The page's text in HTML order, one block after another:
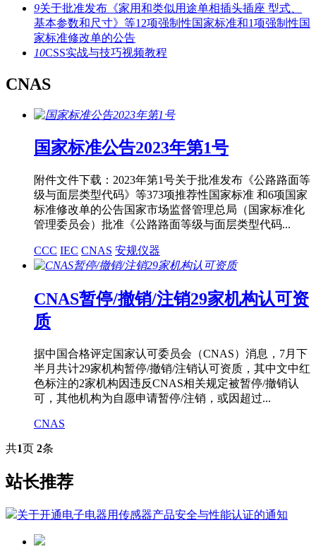
9关于批准发布《家用和类似用途单相插头插座 型式、
基本参数和尺寸》等12项强制性国家标准和1项强制性国
家标准修改单的公告
10CSS实战与技巧视频教程
CNAS
国家标准公告2023年第1号
附件文件下载：2023年第1号关于批准发布《公路路面等
级与面层类型代码》等373项推荐性国家标准 和6项国家
标准修改单的公告国家市场监督管理总局（国家标准化
管理委员会）批准《公路路面等级与面层类型代码...
CCC IEC CNAS 安规仪器
CNAS暂停/撤销/注销29家机构认可资
质
据中国合格评定国家认可委员会（CNAS）消息，7月下
半月共计29家机构暂停/撤销/注销认可资质，其中文中红
色标注的2家机构因违反CNAS相关规定被暂停/撤销认
可，其他机构为自愿申请暂停/注销，或因超过...
CNAS
共1页 2条
站长推荐
关于开通电子电器用传感器产品安全与性能认证的通知